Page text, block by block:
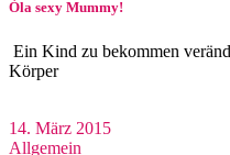
Òla sexy Mummy!
Ein Kind zu bekommen
Körper
14. März 2015
Allgemein